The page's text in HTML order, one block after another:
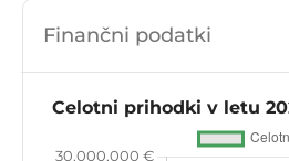
Finančni podatki
Celotni prihodki v letu